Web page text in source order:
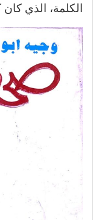
الكلمة، الذي كان